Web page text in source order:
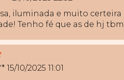
iluminada e muito certeira
Tenho fé que as de hj
15/10/2025 11:01